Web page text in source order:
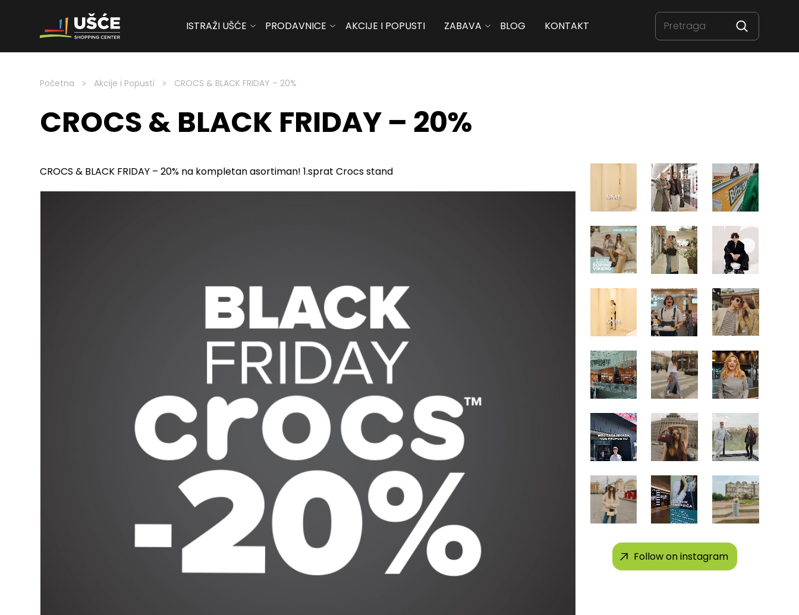
Skip to content
ISTRAŽI UŠĆE PRODAVNICE AKCIJE I POPUSTI ZABAVA BLOG KONTAKT
Početna > Akcije i Popusti > CROCS & BLACK FRIDAY – 20%
CROCS & BLACK FRIDAY – 20%
Follow on instagram
CROCS & BLACK FRIDAY – 20% na kompletan asortiman! 1.sprat Crocs stand